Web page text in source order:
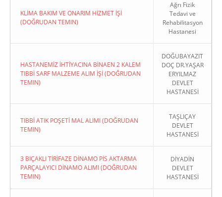
KLİMA BAKIM VE ONARIM HİZMET İŞİ
(DOĞRUDAN TEMIN)
Ağrı Fizik
Tedavi ve
Rehabilitasyon
Hastanesi
HASTANEMİZ İHTİYACINA BİNAEN 2 KALEM
TIBBİ SARF MALZEME ALIM İŞİ (DOĞRUDAN
TEMIN)
DOĞUBAYAZIT
DOÇ DR.YAŞAR
ERYILMAZ
DEVLET
HASTANESİ
TIBBİ ATIK POŞETİ MAL ALIMI (DOĞRUDAN
TEMIN)
TAŞLIÇAY
DEVLET
HASTANESİ
3 BIÇAKLI TİRİFAZE DİNAMO PİS AKTARMA
PARÇALAYICI DİNAMO ALIMI (DOĞRUDAN
TEMIN)
DİYADİN
DEVLET
HASTANESİ